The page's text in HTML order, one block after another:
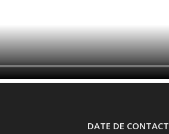
DATE DE CONTACT